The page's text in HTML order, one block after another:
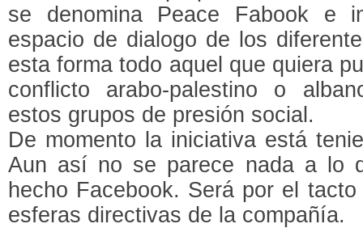
se denomina Peace Fabook e
espacio de dialogo de los
esta forma todo aquel que quiera
conflicto arabo-palestino o
estos grupos de presión social.
De momento la iniciativa está
Aun así no se parece nada a lo
hecho Facebook. Será por el
esferas directivas de la compañía.